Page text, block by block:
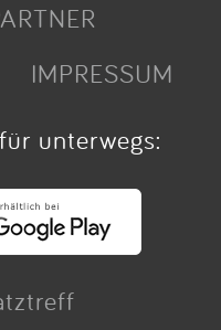
IMPRESSUM
unterwegs: